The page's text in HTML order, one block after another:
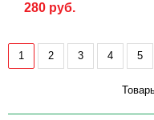
280 руб.
1 2 3 4 5